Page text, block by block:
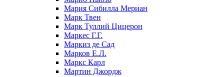
Мария Сибилла Мериан
Марк Твен
Марк Туллий Цицерон
Маркес Г.Г.
Маркиз де Сад
Марков Е.Л.
Маркс Карл
Мартин Джордж